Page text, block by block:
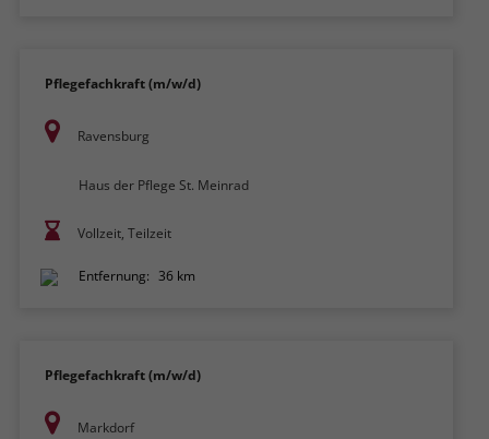
Pflegefachkraft (m/w/d)
Ravensburg
Haus der Pflege St. Meinrad
Vollzeit, Teilzeit
Entfernung: 36 km
Pflegefachkraft (m/w/d)
Markdorf